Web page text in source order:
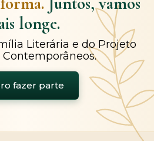
longe.
Literária e do Projeto
Contemporâneos.
fazer parte